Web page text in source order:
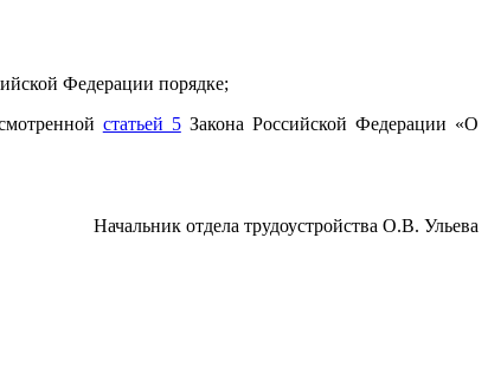
Федерации порядке;
статьей 5Закона Российской Федерации «О
Начальник отдела трудоустройства О.В. Ульева